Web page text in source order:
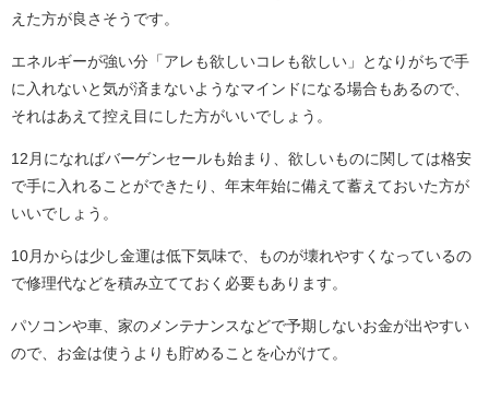
えた方が良さそうです。
エネルギーが強い分「アレも欲しいコレも欲しい」となりがちで手
に入れないと気が済まないようなマインドになる場合もあるので、
それはあえて控え目にした方がいいでしょう。
12月になればバーゲンセールも始まり、欲しいものに関しては格安
で手に入れることができたり、年末年始に備えて蓄えておいた方が
いいでしょう。
10月からは少し金運は低下気味で、ものが壊れやすくなっているの
で修理代などを積み立てておく必要もあります。
パソコンや車、家のメンテナンスなどで予期しないお金が出やすい
ので、お金は使うよりも貯めることを心がけて。